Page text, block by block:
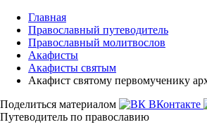
Главная
Православный путеводитель
Православный молитвослов
Акафисты
Акафисты святым
Акафист святому первомученику
Поделиться материалом
ВКонтакте
Путеводитель по православию